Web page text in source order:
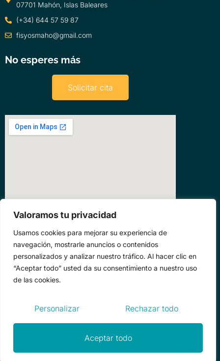
Valoramos tu privacidad
Usamos cookies para mejorar su experiencia de
navegación, mostrarle anuncios o contenidos
personalizados y analizar nuestro tráfico. Al hacer clic en
“Aceptar todo” usted da su consentimiento a nuestro uso
de las cookies.
Personalizar Rechazar todo
Aceptar todo
07701 Mahón, Islas Baleares
(+34) 644 57 59 87
fisyosmaho@gmail.com
No esperes más
Solicitar cita
Política de